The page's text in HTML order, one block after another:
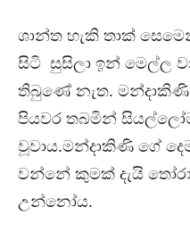
ශාන්ත හැකි තාක්
සිටි සුසිලා ඉන් මෙල්ල
තිබුණේ නැත. මන්දාකිණි
පියවර තබමින්
වූවාය.මන්දාකිණි ගේ
වන්නේ කුමක් දැයි
උන්නෝය.